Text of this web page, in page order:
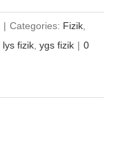
| Categories: Fizik
lys fizik ygs fizik | 0